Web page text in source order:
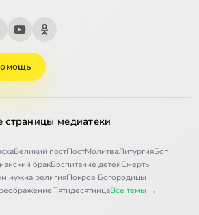
страницы медиатеки
Великий постПостМолитваЛитургияБог
бракВоспитание детейСмерть
нужна религияПокров Богородицы
ПятидесятницаВсе темы →